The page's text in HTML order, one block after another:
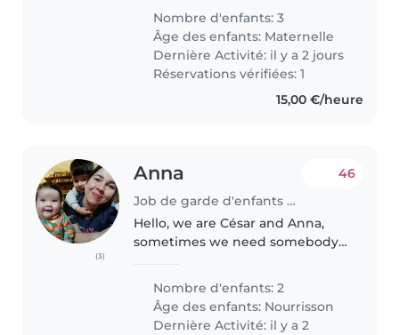
trois enfants en âge préscolaire,
juste pour les amener a l'ecole le
matin qui est à 300..
Nombre d'enfants: 3
Âge des enfants: Maternelle
Dernière Activité: il y a 2 jours
Réservations vérifiées: 1
15,00 €/heure
(3)
Anna
Job de garde d'enfants à Luxembourg
46
Hello, we are César and Anna,
sometimes we need somebody
(1year) and Viktor 2.5 years They
are very funny and calm. Viktor
he likes cars and Yolanda..
Nombre d'enfants: 2
Âge des enfants: Nourrisson
Dernière Activité: il y a 2